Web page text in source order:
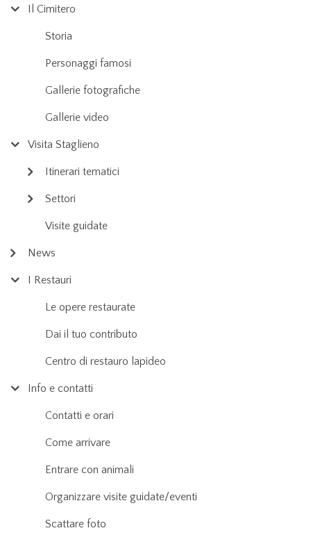
Il Cimitero
Storia
Personaggi famosi
Gallerie fotografiche
Gallerie video
Visita Staglieno
Itinerari tematici
Settori
Visite guidate
News
I Restauri
Le opere restaurate
Dai il tuo contributo
Centro di restauro lapideo
Info e contatti
Contatti e orari
Come arrivare
Entrare con animali
Organizzare visite guidate/eventi
Scattare foto